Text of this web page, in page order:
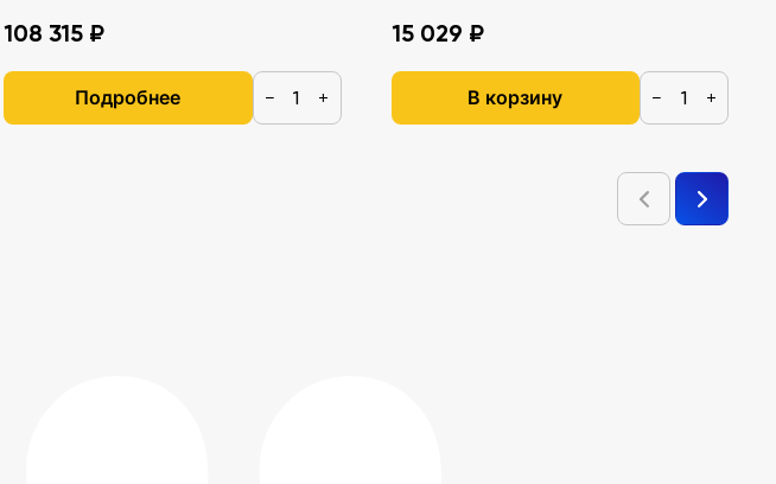
108 315 ₽
Подробнее − +
15 029 ₽
В корзину − +